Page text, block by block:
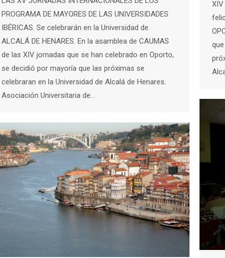
PROGRAMA DE MAYORES DE LAS UNIVERSIDADES
IBÉRICAS. Se celebrarán en la Universidad de
ALCALÁ DE HENARES. En la asamblea de CAUMAS
de las XIV jornadas que se han celebrado en Oporto,
se decidió por mayoría que las próximas se
celebraran en la Universidad de Alcalá de Henares.
Asociación Universitaria de…
XIV